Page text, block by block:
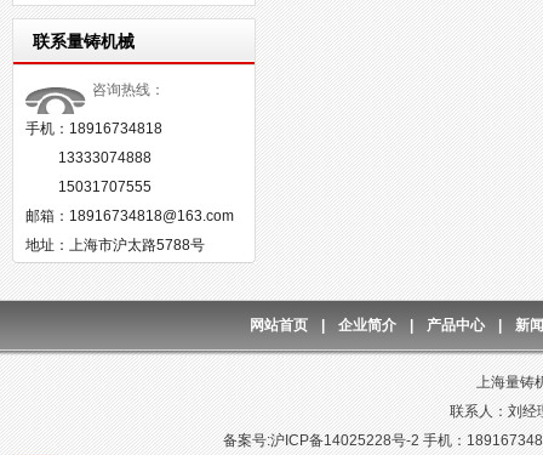
联系量铸机械
咨询热线：
手机：18916734818
13333074888
15031707555
邮箱：18916734818@163.com
地址：上海市沪太路5788号
网站首页 企业简介 产品中心 新
上海量铸
联系人：刘经
备案号:沪ICP备14025228号-2手机：